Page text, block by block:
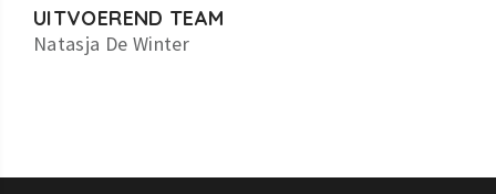
UITVOEREND TEAM
Natasja De Winter